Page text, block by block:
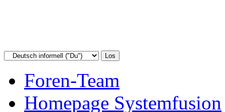
Foren-Team
Homepage Systemfusion